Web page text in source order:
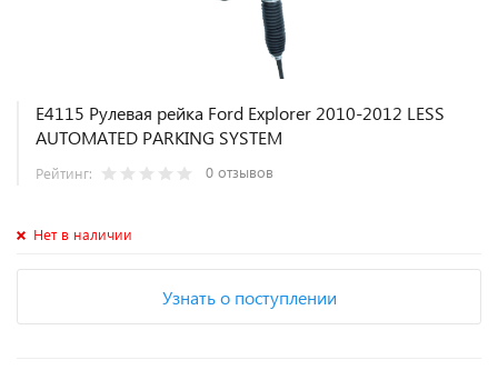
E4115 Рулевая рейка Ford Explorer 2010-2012 LESS
AUTOMATED PARKING SYSTEM
Рейтинг: 0 отзывов
Нет в наличии
Узнать о поступлении